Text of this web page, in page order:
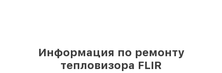
Информация по ремонту
тепловизора FLIR